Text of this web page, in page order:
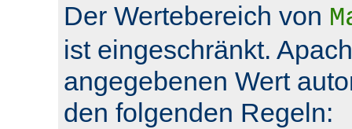
Der Wertebereich von
ist eingeschränkt.
angegebenen Wert
den folgenden Regeln: